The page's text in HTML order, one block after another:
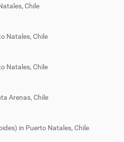
Chile
Natales, Chile
Natales, Chile
Arenas, Chile
in Puerto Natales, Chile